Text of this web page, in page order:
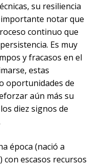
su resiliencia
notar que
continuo que
Es muy
y fracasos en el
estas
oportunidades de
aún más su
diez signos de
época (nació a
con escasos recursos